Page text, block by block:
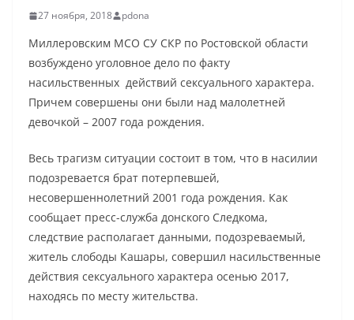
27 ноября, 2018 pdona
Миллеровским МСО СУ СКР по Ростовской области
возбуждено уголовное дело по факту
насильственных действий сексуального характера.
Причем совершены они были над малолетней
девочкой – 2007 года рождения.
Весь трагизм ситуации состоит в том, что в насилии
подозревается брат потерпевшей,
несовершеннолетний 2001 года рождения. Как
сообщает пресс-служба донского Следкома,
следствие располагает данными, подозреваемый,
житель слободы Кашары, совершил насильственные
действия сексуального характера осенью 2017,
находясь по месту жительства.